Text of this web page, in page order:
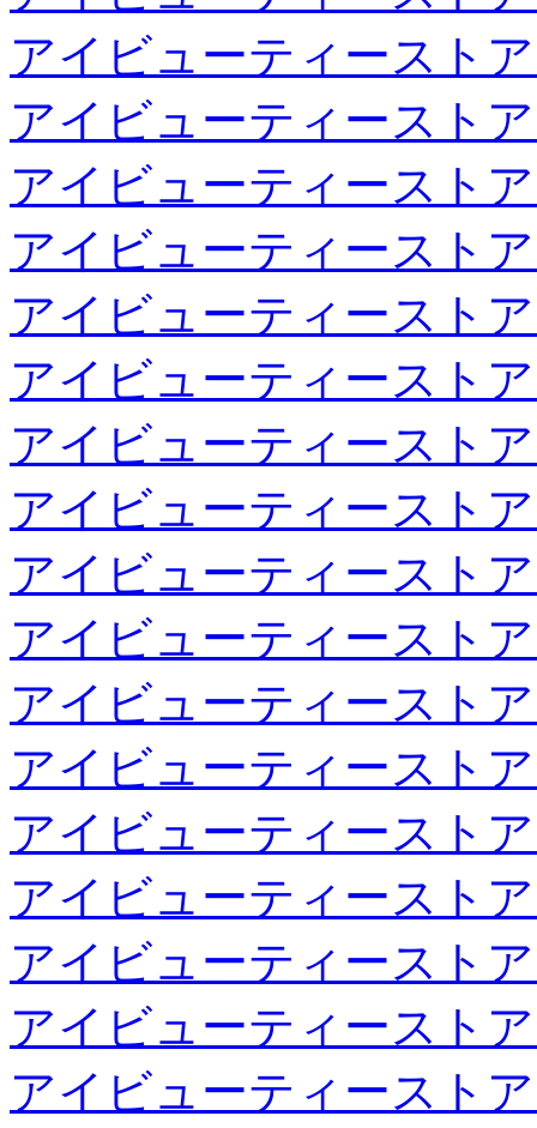
アイビューティースト
アイビューティースト
アイビューティースト
アイビューティースト
アイビューティースト
アイビューティースト
アイビューティースト
アイビューティースト
アイビューティースト
アイビューティースト
アイビューティースト
アイビューティースト
アイビューティースト
アイビューティースト
アイビューティースト
アイビューティースト
アイビューティースト